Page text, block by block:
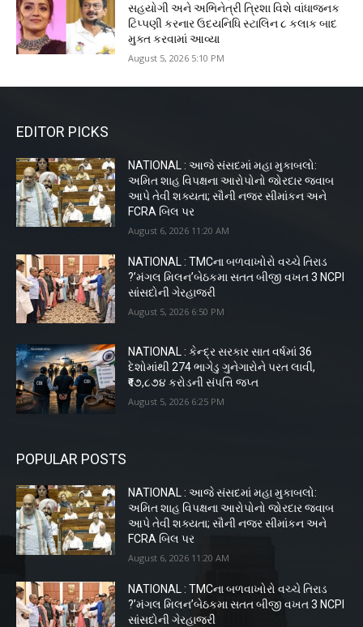
સહયોગી અને અભિનેત્રી ત્રિશા વિશે વાંધાજનક
ટિપ્પણી કરનાર ઉદયનિધિ સ્ટાલિન ૮ કલાક બાદ
મુક્ત કરવામાં આવ્યા
August 5, 2026 5:10 PM
EDITOR PICKS
NATIONAL : આજે સંસદમાં મહા મુકાબલો:
અમિત શાહ વિપક્ષના આરોપોનો જોરદાર જવાબ
આપે તેવી શક્યતા; સૌની નજર સીમાંકન અને
FCRA બિલ પર
August 6, 2026 11:20 AM
NATIONAL : TMCના બળવાખોરો વચ્ચે તિરાડ
?’મંગલ મિલન’બેઠકમા સતત બીજી વખત 3 NCPI
સાંસદોની ગેરહાજરી
August 5, 2026 6:50 PM
NATIONAL : કેન્દ્ર સરકાર સાત વર્ષમાં 36
દેશોમાંથી 274 ભાગેડુ ગુનેગારોને પરત લાવી,
₹૧૭,૮૭૪ કરોડની સંપત્તિ જપ્ત
August 5, 2026 6:25 PM
POPULAR POSTS
NATIONAL : આજે સંસદમાં મહા મુકાબલો:
અમિત શાહ વિપક્ષના આરોપોનો જોરદાર જવાબ
આપે તેવી શક્યતા; સૌની નજર સીમાંકન અને
FCRA બિલ પર
August 6, 2026 11:20 AM
NATIONAL : TMCના બળવાખોરો વચ્ચે તિરાડ
?’મંગલ મિલન’બેઠકમા સતત બીજી વખત 3 NCPI
સાંસદોની ગેરહાજરી